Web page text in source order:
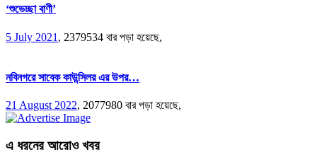
‘শুভেচ্ছা বাণী’
5 July 2021 , 2379534 বার পড়া হয়েছে,
নবিনগরে সাবেক কাউন্সিলর এর উপর…
21 August 2022, 2077980 বার পড়া হয়েছে,
এ ধরনের আরোও খবর